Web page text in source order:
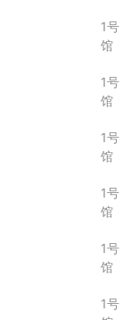
1号
馆
1号
馆
1号
馆
1号
馆
1号
馆
1号